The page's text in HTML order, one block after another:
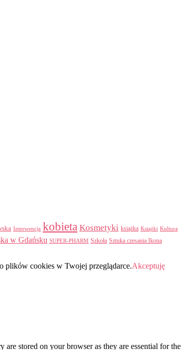
Interwencja kobieta Kosmetyki książka Książki Kultura
w Gdańsku SUPER-PHARM Szkoła Sztuka czesania Ikona
plików cookies w Twojej przeglądarce.Akceptuję
stored on your browser as they are essential for the